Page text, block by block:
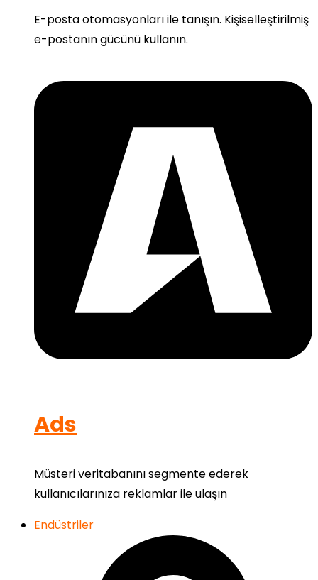
E-posta otomasyonları ile tanışın. Kişiselleştirilmiş
e-postanın gücünü kullanın.
Ads
Müsteri veritabanını segmente ederek
kullanıcılarınıza reklamlar ile ulaşın
Endüstriler